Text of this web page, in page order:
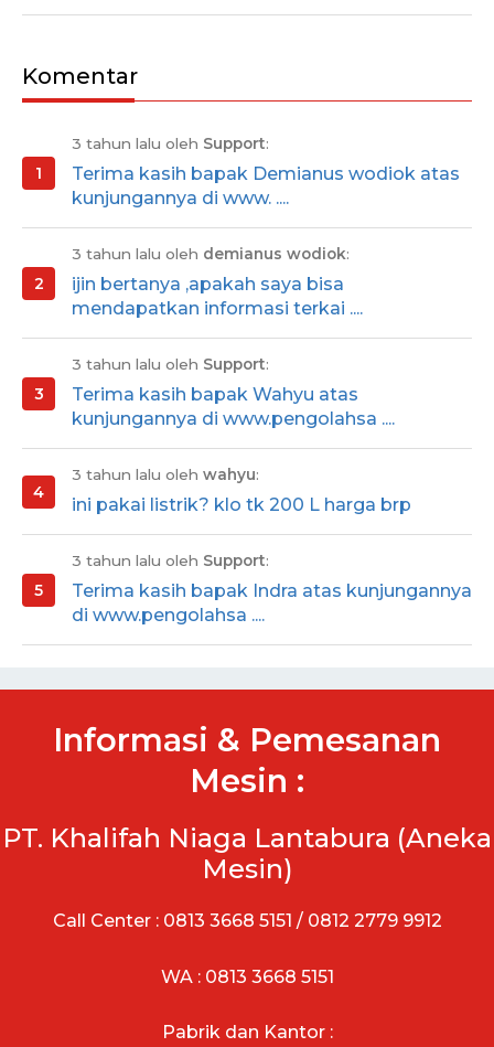
Komentar
3 tahun lalu oleh Support:
Terima kasih bapak Demianus wodiok atas
kunjungannya di www. ....
3 tahun lalu oleh demianus wodiok:
ijin bertanya ,apakah saya bisa
mendapatkan informasi terkai ....
3 tahun lalu oleh Support:
Terima kasih bapak Wahyu atas
kunjungannya di www.pengolahsa ....
3 tahun lalu oleh wahyu:
ini pakai listrik? klo tk 200 L harga brp
3 tahun lalu oleh Support:
Terima kasih bapak Indra atas kunjungannya
di www.pengolahsa ....
Informasi & Pemesanan
Mesin :
PT. Khalifah Niaga Lantabura (Aneka
Mesin)
Call Center : 0813 3668 5151 / 0812 2779 9912
WA : 0813 3668 5151
Pabrik dan Kantor :